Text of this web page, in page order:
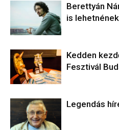
Berettyán
is
Kedden
Fesztivál
Legendás